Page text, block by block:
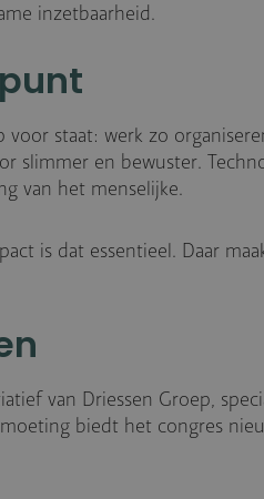
inzetbaarheid.
voor staat: werk zo
slimmer en bewuster.
van het menselijke.
is dat essentieel. Daar
van Driessen Groep,
biedt het congres